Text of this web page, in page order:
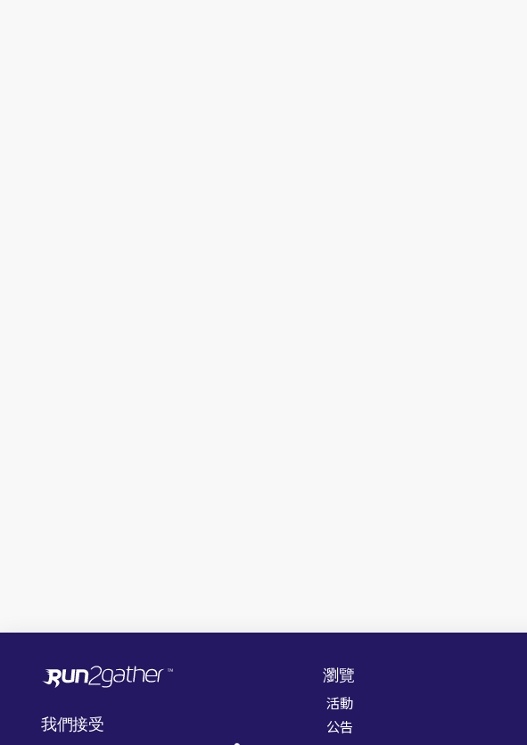
我們接受
瀏覽
活動
公告